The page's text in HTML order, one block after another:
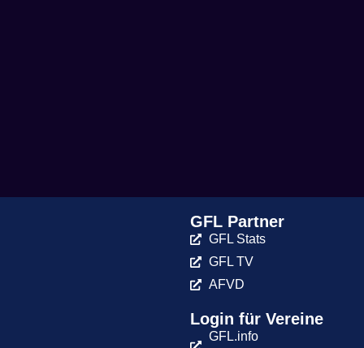
GFL Partner
GFL Stats
GFL TV
AFVD
Login für Vereine
GFL.info